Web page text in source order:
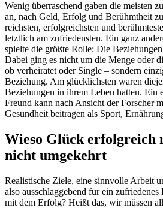
Wenig überraschend gaben die meisten
an, nach Geld, Erfolg und Berühmtheit
reichsten, erfolgreichsten und
letztlich am zufriedensten. Ein ganz
spielte die größte Rolle: Die
Dabei ging es nicht um die Menge oder
ob verheiratet oder Single – sondern
Beziehung. Am glücklichsten waren
Beziehungen in ihrem Leben hatten. Ein
Freund kann nach Ansicht der Forscher
Gesundheit beitragen als Sport,
Wieso Glück erfolgreich
nicht umgekehrt
Realistische Ziele, eine sinnvolle Arbeit
also ausschlaggebend für ein
mit dem Erfolg? Heißt das, wir müssen